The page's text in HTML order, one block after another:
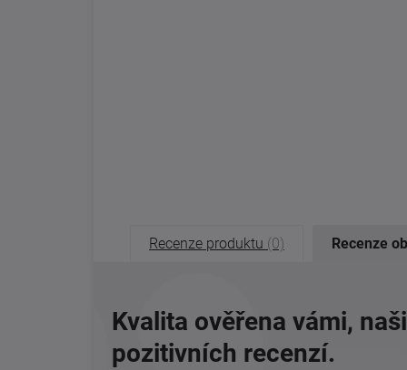
Recenze produktu (0) Recenze
Kvalita ověřena vámi,
pozitivních recenzí.